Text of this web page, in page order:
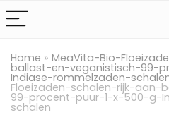
Home » MeaVita-Bio-
ballast-en-veganistisch-99-
Indiase-rommelzaden-
Floeizaden-schalen-rijk-
99-procent-puur-1-x-500-g-
schalen